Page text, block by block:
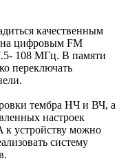
качественным
цифровым FM
108 МГц. В памяти
переключать
тембра НЧ и ВЧ, а
настроек
к устройству можно
систему